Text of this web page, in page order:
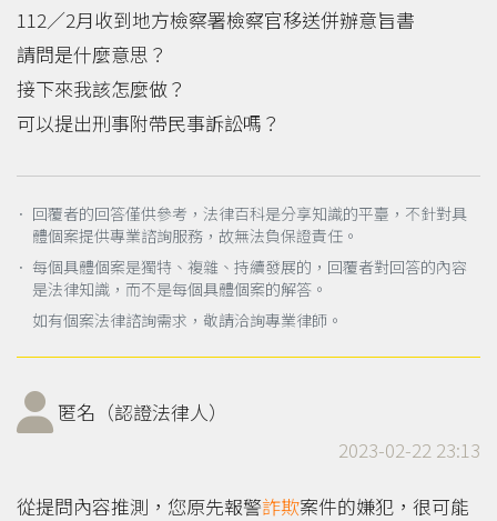
112／2月收到地方檢察署檢察官移送併辦意旨書
請問是什麼意思？
接下來我該怎麼做？
可以提出刑事附帶民事訴訟嗎？
． 回覆者的回答僅供參考，法律百科是分享知識的平臺，不針對具
體個案提供專業諮詢服務，故無法負保證責任。
． 每個具體個案是獨特、複雜、持續發展的，回覆者對回答的內容
是法律知識，而不是每個具體個案的解答。
如有個案法律諮詢需求，敬請洽詢專業律師。
匿名（認證法律人）
2023-02-22 23:13
從提問內容推測，您原先報警詐欺案件的嫌犯，很可能